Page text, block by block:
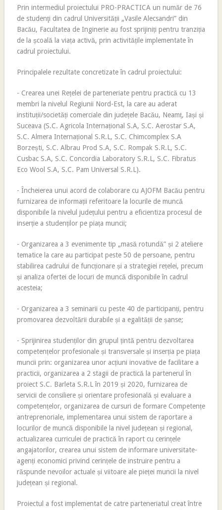
Prin intermediul proiectului PRO-PRACTICA un număr de 76
de studenţi din cadrul Universității „Vasile Alecsandri” din
Bacău, Facultatea de Inginerie au fost sprijiniți pentru tranziția
de la școală la viața activă, prin activitățile implementate în
cadrul proiectului.
Principalele rezultate concretizate în cadrul proiectului:
- Crearea unei Rețelei de parteneriate pentru practică cu 13
membri la nivelul Regiunii Nord-Est, la care au aderat
instituții/societăți comerciale din județele Bacău, Neamț, Iași și
Suceava (S.C. Agricola Internațional S.A, S.C. Aerostar S.A,
S.C. Almera Internațional S.R.L, S.C. Chimcomplex S.A
Borzești, S.C. Albrau Prod S.A, S.C. Rompak S.R.L, S.C.
Cusbac S.A, S.C. Concordia Laboratory S.R.L, S.C. Fibratus
Eco Wool S.A, S.C. Pam Universal S.R.L).
- Încheierea unui acord de colaborare cu AJOFM Bacău pentru
furnizarea de informații referitoare la locurile de muncă
disponibile la nivelul județului pentru a eficientiza procesul de
inserție a studenților pe piața muncii;
- Organizarea a 3 evenimente tip „masă rotundă” și 2 ateliere
tematice la care au participat peste 50 de persoane, pentru
stabilirea cadrului de funcționare și a strategiei rețelei, precum
și analiza ofertei de locuri de muncă disponibile în cadrul
acesteia;
- Organizarea a 3 seminarii cu peste 40 de participanți, pentru
promovarea dezvoltării durabile și a egalității de șanse;
- Sprijinirea studenților din grupul țintă pentru dezvoltarea
competențelor profesionale și transversale și inserția pe piața
muncii prin: organizarea unor acțiuni inovative de facilitare a
practicii, organizarea a 2 stagii de practică la partenerul în
proiect S.C. Barleta S.R.L în 2019 și 2020, furnizarea de
servicii de consiliere și orientare profesională și evaluare a
competențelor, organizarea de cursuri de formare Competențe
antreprenoriale, implementarea unui sistem de raportare a
locurilor de muncă disponibile la nivel județean și regional,
actualizarea curriculei de practică în raport cu cerințele
angajatorilor, crearea unui sistem de informare universitate-
agenți economici privind cerințele de instruire pentru a
răspunde nevoilor actuale și viitoare ale pieței muncii la nivel
județean și regional.
Proiectul a fost implementat de catre parteneriatul creat între